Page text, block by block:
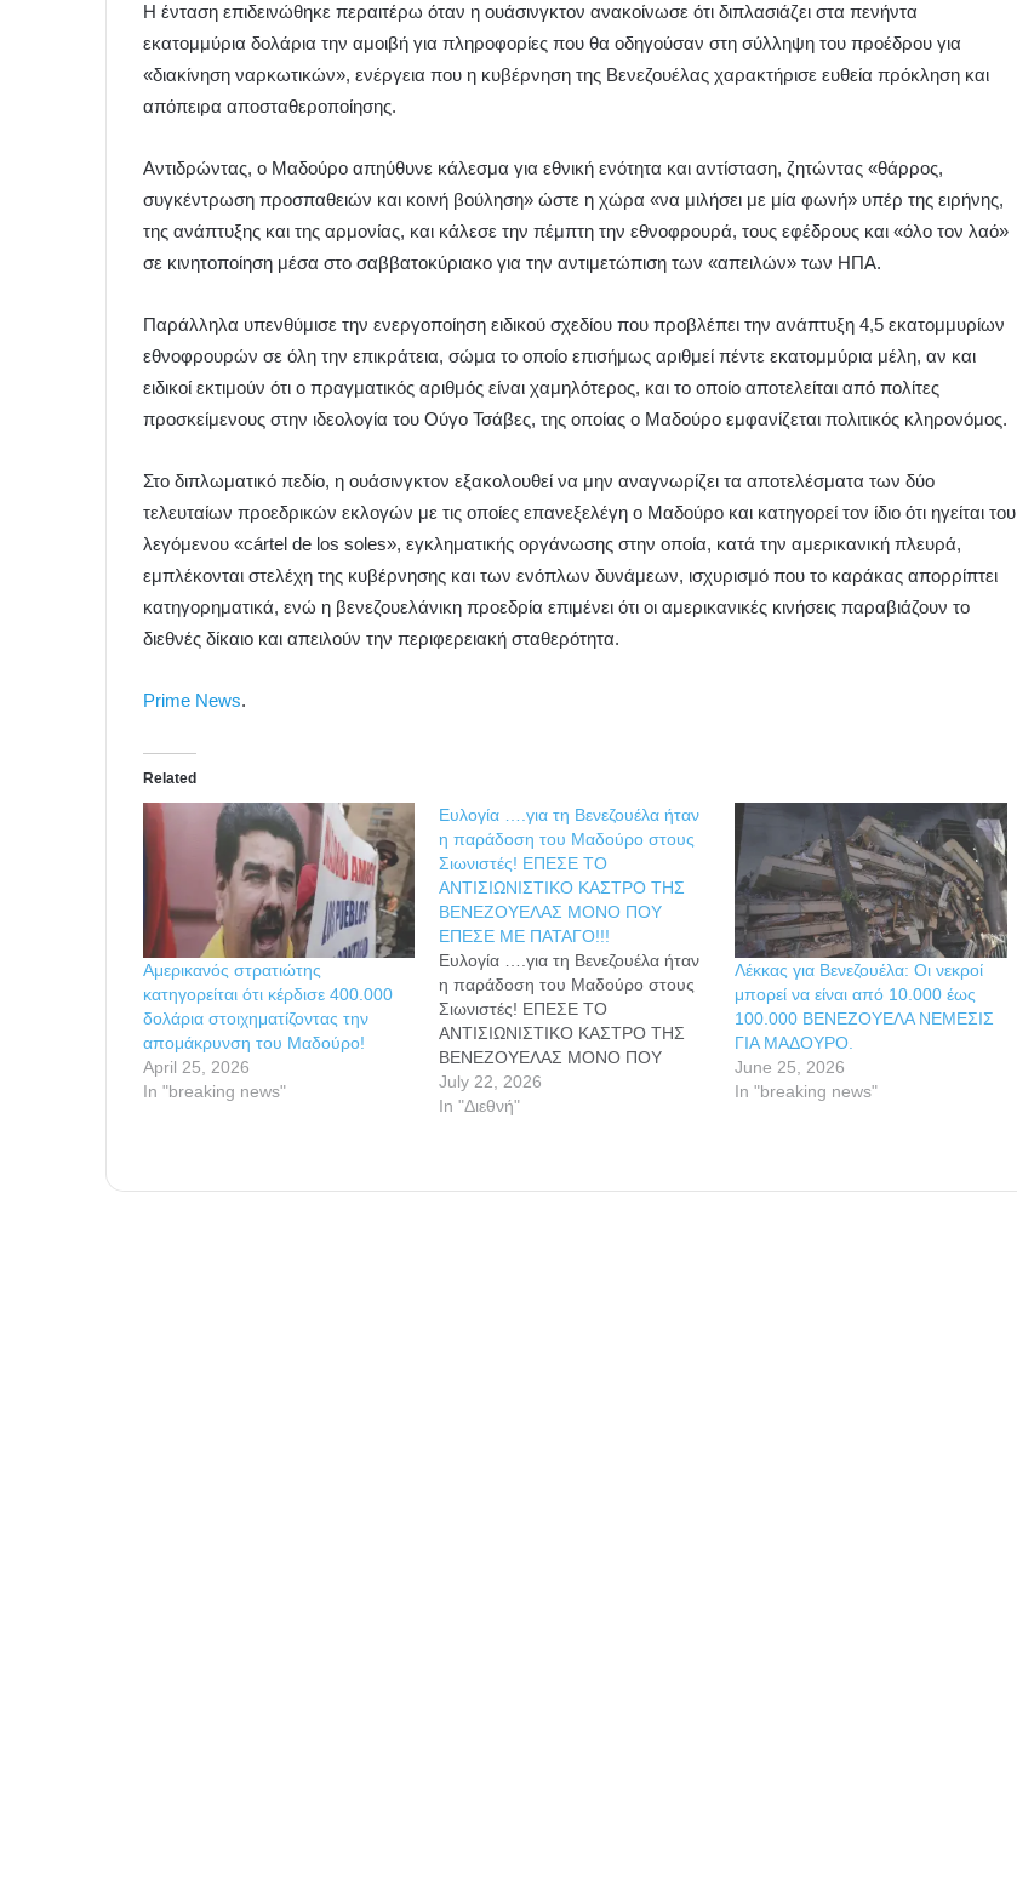
Η ένταση επιδεινώθηκε περαιτέρω όταν η ουάσινγκτον ανακοίνωσε ότι διπλασιάζει στα πενήντα
εκατομμύρια δολάρια την αμοιβή για πληροφορίες που θα οδηγούσαν στη σύλληψη του προέδρου για
«διακίνηση ναρκωτικών», ενέργεια που η κυβέρνηση της Βενεζουέλας χαρακτήρισε ευθεία πρόκληση και
απόπειρα αποσταθεροποίησης.
Αντιδρώντας, ο Μαδούρο απηύθυνε κάλεσμα για εθνική ενότητα και αντίσταση, ζητώντας «θάρρος,
συγκέντρωση προσπαθειών και κοινή βούληση» ώστε η χώρα «να μιλήσει με μία φωνή» υπέρ της ειρήνης,
της ανάπτυξης και της αρμονίας, και κάλεσε την πέμπτη την εθνοφρουρά, τους εφέδρους και «όλο τον λαό»
σε κινητοποίηση μέσα στο σαββατοκύριακο για την αντιμετώπιση των «απειλών» των ΗΠΑ.
Παράλληλα υπενθύμισε την ενεργοποίηση ειδικού σχεδίου που προβλέπει την ανάπτυξη 4,5 εκατομμυρίων
εθνοφρουρών σε όλη την επικράτεια, σώμα το οποίο επισήμως αριθμεί πέντε εκατομμύρια μέλη, αν και
ειδικοί εκτιμούν ότι ο πραγματικός αριθμός είναι χαμηλότερος, και το οποίο αποτελείται από πολίτες
προσκείμενους στην ιδεολογία του Ούγο Τσάβες, της οποίας ο Μαδούρο εμφανίζεται πολιτικός κληρονόμος.
Στο διπλωματικό πεδίο, η ουάσινγκτον εξακολουθεί να μην αναγνωρίζει τα αποτελέσματα των δύο
τελευταίων προεδρικών εκλογών με τις οποίες επανεξελέγη ο Μαδούρο και κατηγορεί τον ίδιο ότι ηγείται του
λεγόμενου «cártel de los soles», εγκληματικής οργάνωσης στην οποία, κατά την αμερικανική πλευρά,
εμπλέκονται στελέχη της κυβέρνησης και των ενόπλων δυνάμεων, ισχυρισμό που το καράκας απορρίπτει
κατηγορηματικά, ενώ η βενεζουελάνικη προεδρία επιμένει ότι οι αμερικανικές κινήσεις παραβιάζουν το
διεθνές δίκαιο και απειλούν την περιφερειακή σταθερότητα.
Prime News.
Related
Αμερικανός στρατιώτης
κατηγορείται ότι κέρδισε 400.000
δολάρια στοιχηματίζοντας την
απομάκρυνση του Μαδούρο!
April 25, 2026
In "breaking news"
Ευλογία ….για τη Βενεζουέλα ήταν
η παράδοση του Μαδούρο στους
Σιωνιστές! ΕΠΕΣΕ ΤΟ
ΑΝΤΙΣΙΩΝΙΣΤΙΚΟ ΚΑΣΤΡΟ ΤΗΣ
ΒΕΝΕΖΟΥΕΛΑΣ ΜΟΝΟ ΠΟΥ
ΕΠΕΣΕ ΜΕ ΠΑΤΑΓΟ!!!
Ευλογία ….για τη Βενεζουέλα ήταν
η παράδοση του Μαδούρο στους
Σιωνιστές! ΕΠΕΣΕ ΤΟ
ΑΝΤΙΣΙΩΝΙΣΤΙΚΟ ΚΑΣΤΡΟ ΤΗΣ
ΒΕΝΕΖΟΥΕΛΑΣ ΜΟΝΟ ΠΟΥ
ΕΠΕΣΕ ΜΕ ΠΑΤΑΓΟ ΩΣ ΚΑΙ
100.000 ΟΙ ΝΕΚΡΟΙ (δηλ.
July 22, 2026
In "Διεθνή"
Λέκκας για Βενεζουέλα: Οι νεκροί
μπορεί να είναι από 10.000 έως
100.000 ΒΕΝΕΖΟΥΕΛΑ ΝΕΜΕΣΙΣ
ΓΙΑ ΜΑΔΟΥΡΟ.
June 25, 2026
In "breaking news"